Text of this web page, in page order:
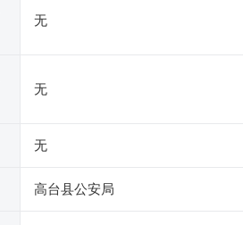
无
无
无
高台县公安局